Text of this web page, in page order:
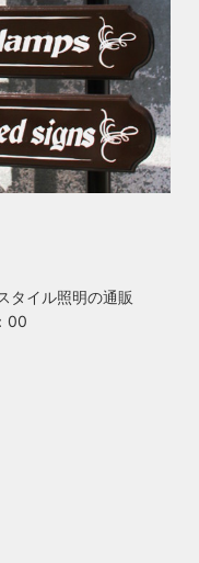
タイル照明の通販
00